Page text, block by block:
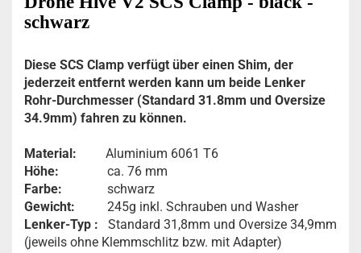
schwarz
Diese SCS Clamp verfügt über einen Shim, der
jederzeit entfernt werden kann um beide Lenker
Rohr-Durchmesser (Standard 31.8mm und Oversize
34.9mm) fahren zu können.
Material: Aluminium 6061 T6
Höhe: ca. 76 mm
Farbe: schwarz
Gewicht: 245g inkl. Schrauben und Washer
Lenker-Typ : Standard 31,8mm und Oversize 34,9mm
(jeweils ohne Klemmschlitz bzw. mit Adapter)